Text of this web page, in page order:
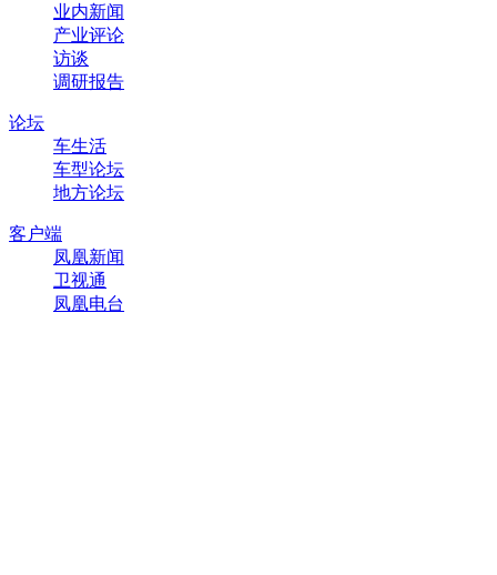
业内新闻
产业评论
访谈
调研报告
论坛
车生活
车型论坛
地方论坛
客户端
凤凰新闻
卫视通
凤凰电台